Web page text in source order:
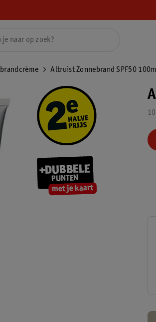
Altruist Zonnebrand SPF50